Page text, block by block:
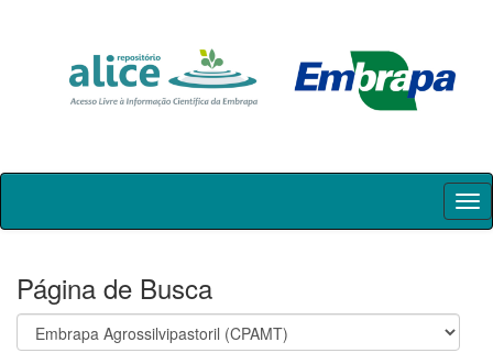
Skip
Página de Busca